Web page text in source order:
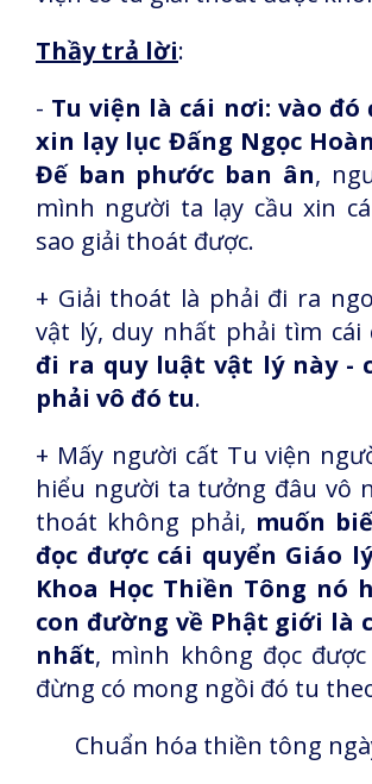
Thầy trả lời:
- Tu viện là cái nơi: vào đó
xin lạy lục Đấng Ngọc
Đế ban phước ban ân,
mình người ta lạy cầu xin
sao giải thoát được.
+ Giải thoát là phải đi ra
vật lý, duy nhất phải tìm cái
đi ra quy luật vật lý này -
phải vô đó tu.
+ Mấy người cất Tu viện
hiểu người ta tưởng đâu vô
thoát không phải, muốn
đọc được cái quyển Giáo
Khoa Học Thiền Tông nó
con đường về Phật giới là
nhất, mình không đọc
đừng có mong ngồi đó tu
Chuẩn hóa thiền tông